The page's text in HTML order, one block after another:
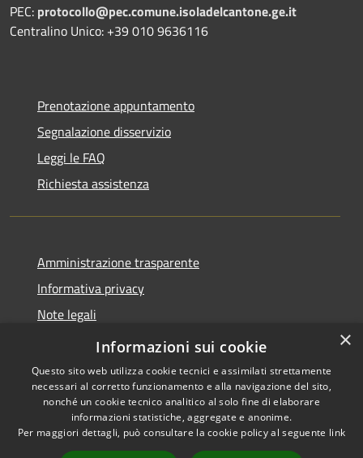
PEC: protocollo@pec.comune.isoladelcantone.ge.it
Centralino Unico: +39 010 9636116
Prenotazione appuntamento
Segnalazione disservizio
Leggi le FAQ
Richiesta assistenza
Amministrazione trasparente
Informativa privacy
Note legali
Dichiarazione di accessibilità
Accessibilità
Copyright © 2026 • Comune di
Isola del Cantone • Powered by
×
Informazioni sui cookie
Questo sito web utilizza cookie tecnici e assimilati strettamente
necessari al corretto funzionamento e alla navigazione del sito,
nonché un cookie tecnico analitico al solo fine di elaborare
informazioni statistiche, aggregate e anonime.
Per maggiori dettagli, può consultare la cookie policy al seguente link